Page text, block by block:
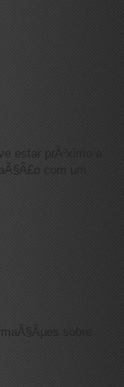
estar prÃ³ximo a
com um
sobre